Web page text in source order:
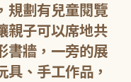
規劃有兒童閱覽
親子可以席地共
書牆，一旁的展
、手工作品，